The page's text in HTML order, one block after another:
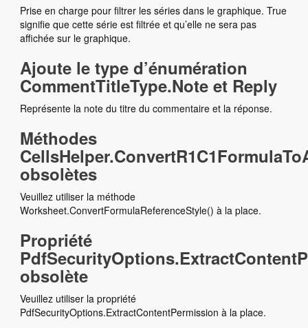
Prise en charge pour filtrer les séries dans le graphique. True
signifie que cette série est filtrée et qu’elle ne sera pas
affichée sur le graphique.
Ajoute le type d’énumération
CommentTitleType.Note et Reply
Représente la note du titre du commentaire et la réponse.
Méthodes
obsolètes
Veuillez utiliser la méthode
Worksheet.ConvertFormulaReferenceStyle() à la place.
Propriété
obsolète
Veuillez utiliser la propriété
PdfSecurityOptions.ExtractContentPermission à la place.